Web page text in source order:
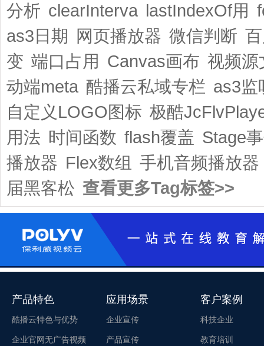
分析 clearInterva lastIndexOf用
as3日期 网页播放器 微信判断
变 端口占用 Canvas画布 视频源
动端meta 酷播云私域专栏 as3监
自定义LOGO图标 极酷
用法 时间函数 flash覆盖 Stage
播放器 Flex数组 手机音频播放器
届黑客松 查看更多Tag标签>>
产品特色
酷播云特色与优势
企业官网无广告视频
应用场景
企业宣传
产品宣传
客户案例
科技企业
教育培训